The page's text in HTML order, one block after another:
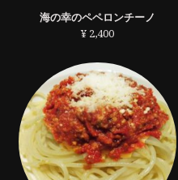
海の幸のペペロンチーノ
¥ 2,400